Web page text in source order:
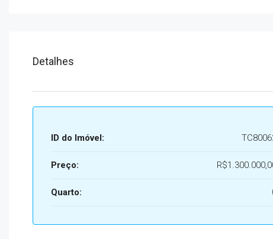
Detalhes
ID do Imóvel:
Preço:
Quarto: